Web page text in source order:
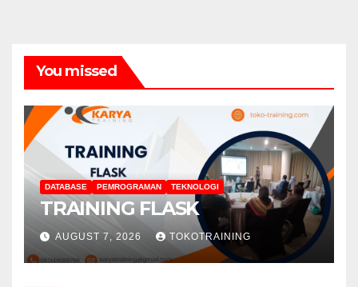
You missed
DATABASE PEMROGRAMAN TEKNOLOGI
TRAINING FLASK
AUGUST 7, 2026 TOKOTRAINING